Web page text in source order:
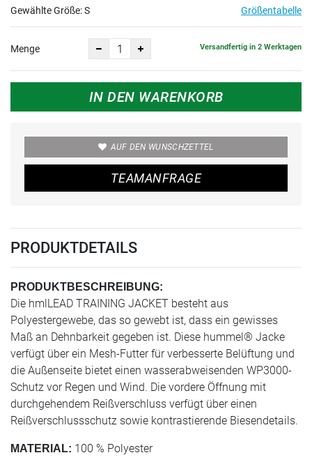
Gewählte Größe:S Größentabelle
Menge Versandfertig in 2 Werktagen
IN DEN WARENKORB
AUF DEN WUNSCHZETTEL
TEAMANFRAGE
PRODUKTDETAILS
PRODUKTBESCHREIBUNG:
Die hmlLEAD TRAINING JACKET besteht aus
Polyestergewebe, das so gewebt ist, dass ein gewisses
Maß an Dehnbarkeit gegeben ist. Diese hummel® Jacke
verfügt über ein Mesh-Futter für verbesserte Belüftung und
die Außenseite bietet einen wasserabweisenden WP3000-
Schutz vor Regen und Wind. Die vordere Öffnung mit
durchgehendem Reißverschluss verfügt über einen
Reißverschlussschutz sowie kontrastierende Biesendetails.
MATERIAL: 100 % Polyester